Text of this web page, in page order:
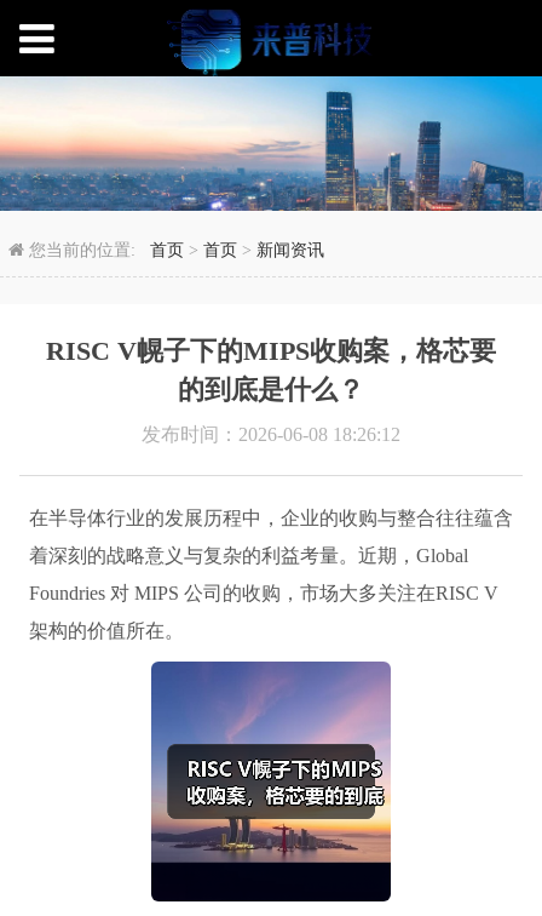
RISC V幌子下的MIPS
您当前的位置:首页 >首页 > 新闻资讯
RISC V幌子下的MIPS收购案，格芯要
的到底是什么？
发布时间：2026-06-08 18:26:12
在半导体行业的发展历程中，企业的收购与整合往往蕴含
着深刻的战略意义与复杂的利益考量。近期，Global
Foundries 对 MIPS 公司的收购，市场大多关注在RISC V
架构的价值所在。